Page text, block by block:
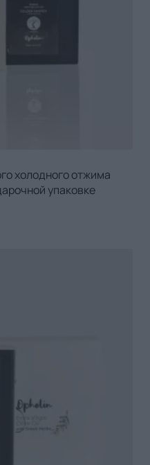
холодного отжима
упаковке